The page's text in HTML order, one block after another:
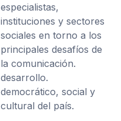
especialistas,
instituciones y sectores
sociales en torno a los
principales desafíos de
la comunicación.
desarrollo.
democrático, social y
cultural del país.